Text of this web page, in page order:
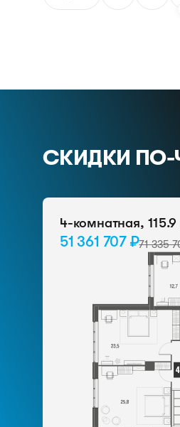
СКИДКИ ПО-
4-комнатная, 115.9
51 361 707 ₽71 335